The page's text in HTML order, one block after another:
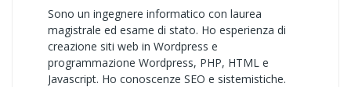
Sono un ingegnere informatico con laurea
magistrale ed esame di stato. Ho esperienza di
creazione siti web in Wordpress e
programmazione Wordpress, PHP, HTML e
Javascript. Ho conoscenze SEO e sistemistiche.